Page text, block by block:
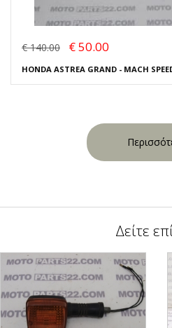
€ 140.00 € 50.00
HONDA ASTREA GRAND - MACH
Δείτε